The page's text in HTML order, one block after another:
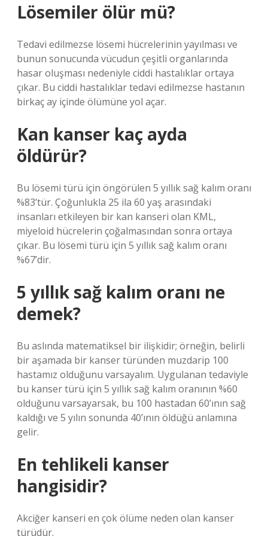
Lösemiler ölür mü?
Tedavi edilmezse lösemi hücrelerinin yayılması ve
bunun sonucunda vücudun çeşitli organlarında
hasar oluşması nedeniyle ciddi hastalıklar ortaya
çıkar. Bu ciddi hastalıklar tedavi edilmezse hastanın
birkaç ay içinde ölümüne yol açar.
Kan kanser kaç ayda
öldürür?
Bu lösemi türü için öngörülen 5 yıllık sağ kalım oranı
%83’tür. Çoğunlukla 25 ila 60 yaş arasındaki
insanları etkileyen bir kan kanseri olan KML,
miyeloid hücrelerin çoğalmasından sonra ortaya
çıkar. Bu lösemi türü için 5 yıllık sağ kalım oranı
%67’dir.
5 yıllık sağ kalım oranı ne
demek?
Bu aslında matematiksel bir ilişkidir; örneğin, belirli
bir aşamada bir kanser türünden muzdarip 100
hastamız olduğunu varsayalım. Uygulanan tedaviyle
bu kanser türü için 5 yıllık sağ kalım oranının %60
olduğunu varsayarsak, bu 100 hastadan 60’ının sağ
kaldığı ve 5 yılın sonunda 40’ının öldüğü anlamına
gelir.
En tehlikeli kanser
hangisidir?
Akciğer kanseri en çok ölüme neden olan kanser
türüdür.